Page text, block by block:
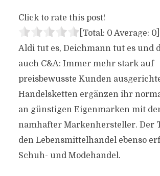
Click to rate this post!
[Total: 0 Average: 0]
Aldi tut es, Deichmann tut es und
auch C&A: Immer mehr stark auf
preisbewusste Kunden
Handelsketten ergänzen ihr
an günstigen Eigenmarken mit
namhafter Markenhersteller. Der
den Lebensmittelhandel ebenso
Schuh- und Modehandel.